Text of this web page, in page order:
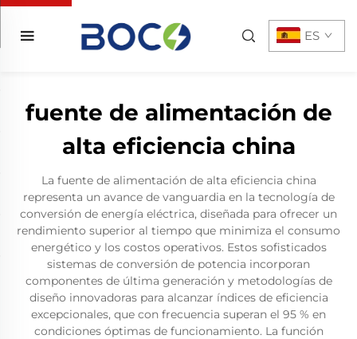
ES
fuente de alimentación de
alta eficiencia china
La fuente de alimentación de alta eficiencia china
representa un avance de vanguardia en la tecnología de
conversión de energía eléctrica, diseñada para ofrecer un
rendimiento superior al tiempo que minimiza el consumo
energético y los costos operativos. Estos sofisticados
sistemas de conversión de potencia incorporan
componentes de última generación y metodologías de
diseño innovadoras para alcanzar índices de eficiencia
excepcionales, que con frecuencia superan el 95 % en
condiciones óptimas de funcionamiento. La función